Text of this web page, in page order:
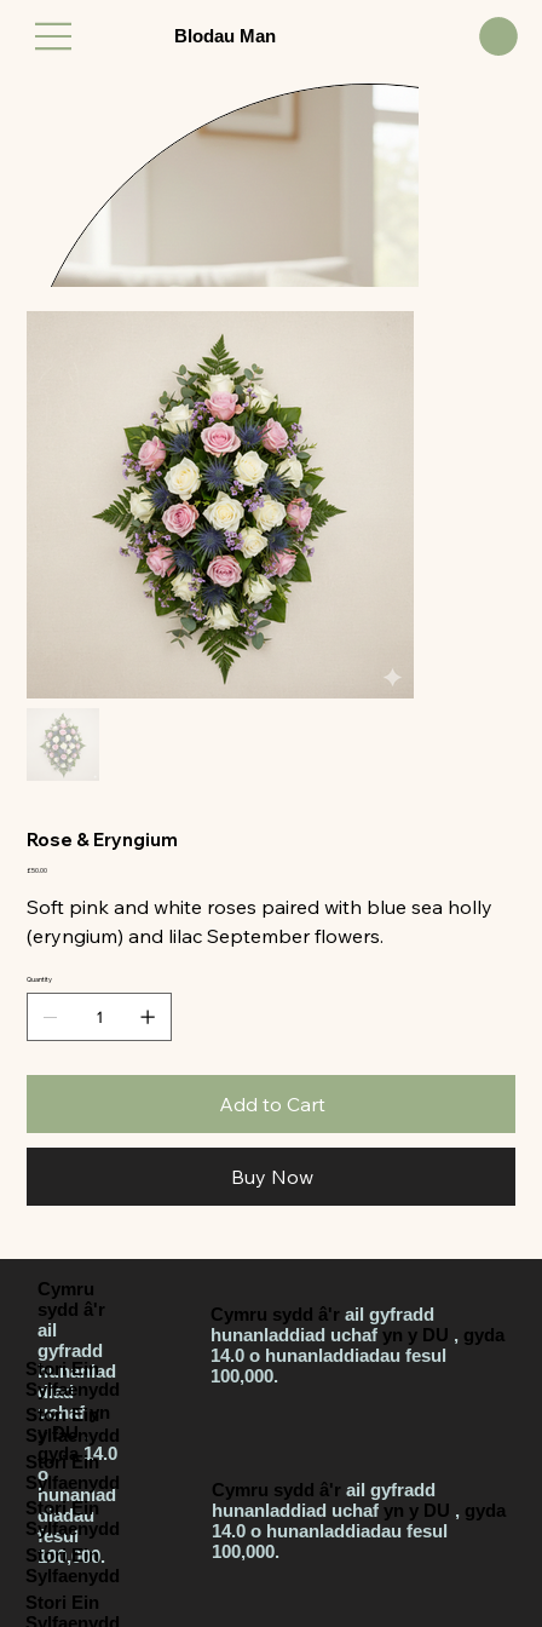
Blodau Man
Rose & Eryngium
Price
£50.00
Soft pink and white roses paired with blue sea holly
(eryngium) and lilac September flowers.
Quantity
Add to Cart
Buy Now
Cymru
sydd â'r
ail
gyfradd
hunanlad
diad
uchafyn
y DU,
gyda14.0
o
hunanlad
diadau
fesul
100,000.
Stori Ein
Sylfaenydd
Stori Ein
Sylfaenydd
Stori Ein
Sylfaenydd
Stori Ein
Sylfaenydd
Stori Ein
Sylfaenydd
Stori Ein
Sylfaenydd
Cymru sydd â'rail gyfradd
hunanladdiad uchaf yn y DU , gyda
14.0 o hunanladdiadau fesul
100,000.
Cymru sydd â'r ail gyfradd
hunanladdiad uchafyn y DU ,gyda
14.0 o hunanladdiadau fesul
100,000.